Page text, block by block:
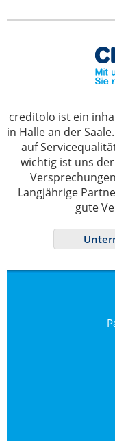
creditolo ist ein
in Halle an der
auf
wichtig ist uns
Langjährige
gute